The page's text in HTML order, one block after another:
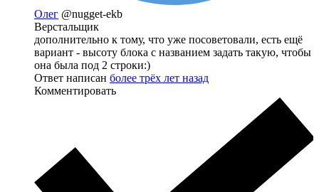
Олег @nugget-ekb
Верстальщик
дополнительно к тому, что уже посоветовали, есть ещё
вариант - высоту блока с названием задать такую, чтобы
она была под 2 строки:)
Ответ написан более трёх лет назад
Комментировать